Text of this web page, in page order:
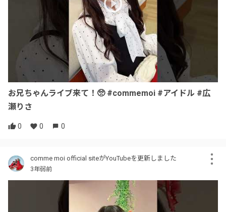
お兄ちゃんライブ来て！🥺 #commemoi #アイドル #広
瀬りさ
0 0 0
comme moi official siteがYouTubeを更新しました
3年弱前